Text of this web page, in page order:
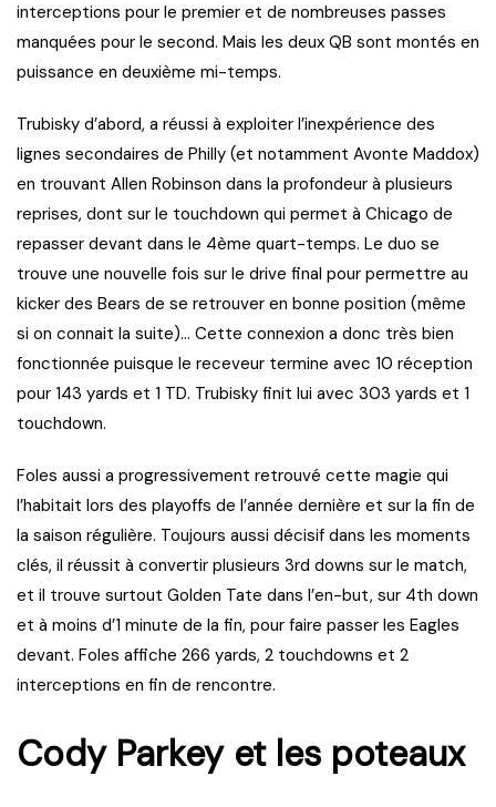
interceptions pour le premier et de nombreuses passes
manquées pour le second. Mais les deux QB sont montés en
puissance en deuxième mi-temps.
Trubisky d’abord, a réussi à exploiter l’inexpérience des
lignes secondaires de Philly (et notamment Avonte Maddox)
en trouvant Allen Robinson dans la profondeur à plusieurs
reprises, dont sur le touchdown qui permet à Chicago de
repasser devant dans le 4ème quart-temps. Le duo se
trouve une nouvelle fois sur le drive final pour permettre au
kicker des Bears de se retrouver en bonne position (même
si on connait la suite)… Cette connexion a donc très bien
fonctionnée puisque le receveur termine avec 10 réception
pour 143 yards et 1 TD. Trubisky finit lui avec 303 yards et 1
touchdown.
Foles aussi a progressivement retrouvé cette magie qui
l’habitait lors des playoffs de l’année dernière et sur la fin de
la saison régulière. Toujours aussi décisif dans les moments
clés, il réussit à convertir plusieurs 3rd downs sur le match,
et il trouve surtout Golden Tate dans l’en-but, sur 4th down
et à moins d’1 minute de la fin, pour faire passer les Eagles
devant. Foles affiche 266 yards, 2 touchdowns et 2
interceptions en fin de rencontre.
Cody Parkey et les poteaux